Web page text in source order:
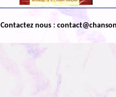
Contactez nous :